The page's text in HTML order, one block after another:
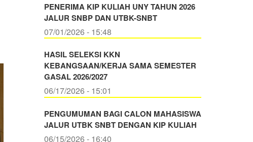
PENERIMA KIP KULIAH UNY TAHUN 2026
JALUR SNBP DAN UTBK-SNBT
07/01/2026 - 15:48
HASIL SELEKSI KKN
KEBANGSAAN/KERJA SAMA SEMESTER
GASAL 2026/2027
06/17/2026 - 15:01
PENGUMUMAN BAGI CALON MAHASISWA
JALUR UTBK SNBT DENGAN KIP KULIAH
06/15/2026 - 16:40